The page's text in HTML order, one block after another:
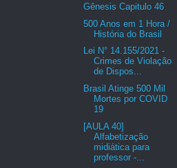
Gênesis Capitulo 46
500 Anos em 1 Hora /
História do Brasil
Lei N° 14.155/2021 -
Crimes de Violação
de Dispos...
Brasil Atinge 500 Mil
Mortes por COVID
19
[AULA 40]
Alfabetização
midiática para
professor -...